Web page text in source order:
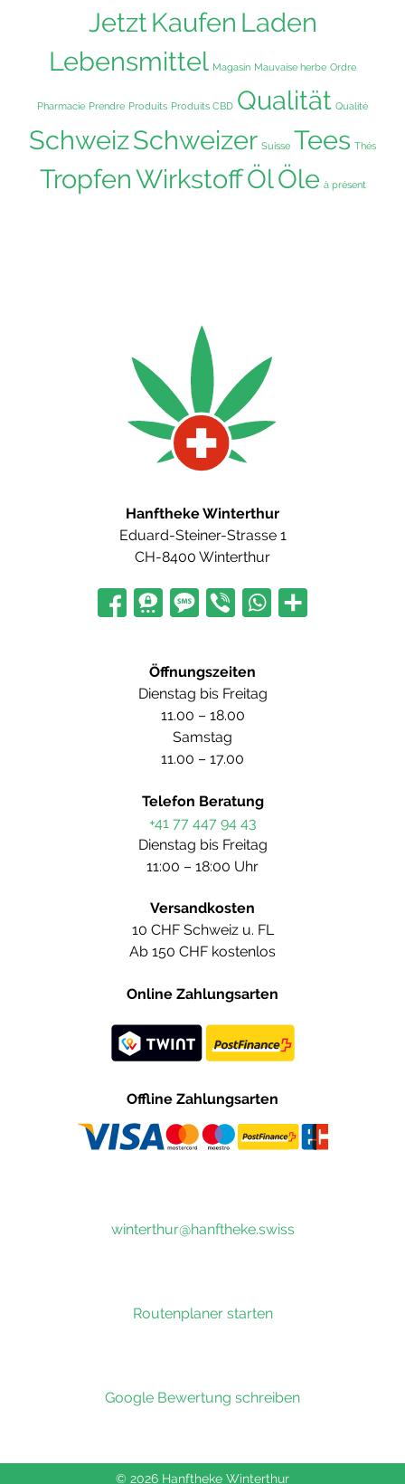
JetztKaufen Laden
Lebensmittel Magasin Mauvaise herbe Ordre
Pharmacie Prendre Produits Produits CBD Qualität Qualité
SchweizSchweizer Suisse Tees Thés
TropfenWirkstoffÖlÖle à présent
Hanftheke Winterthur
Eduard-Steiner-Strasse 1
CH-8400 Winterthur
Öffnungszeiten
Dienstag bis Freitag
11.00 – 18.00
Samstag
11.00 – 17.00
Telefon Beratung
+41 77 447 94 43
Dienstag bis Freitag
11:00 – 18:00 Uhr
Versandkosten
10 CHF Schweiz u. FL
Ab 150 CHF kostenlos
Online Zahlungsarten
Offline Zahlungsarten
winterthur@hanftheke.swiss
Routenplaner starten
Google Bewertung schreiben
© 2026 Hanftheke Winterthur